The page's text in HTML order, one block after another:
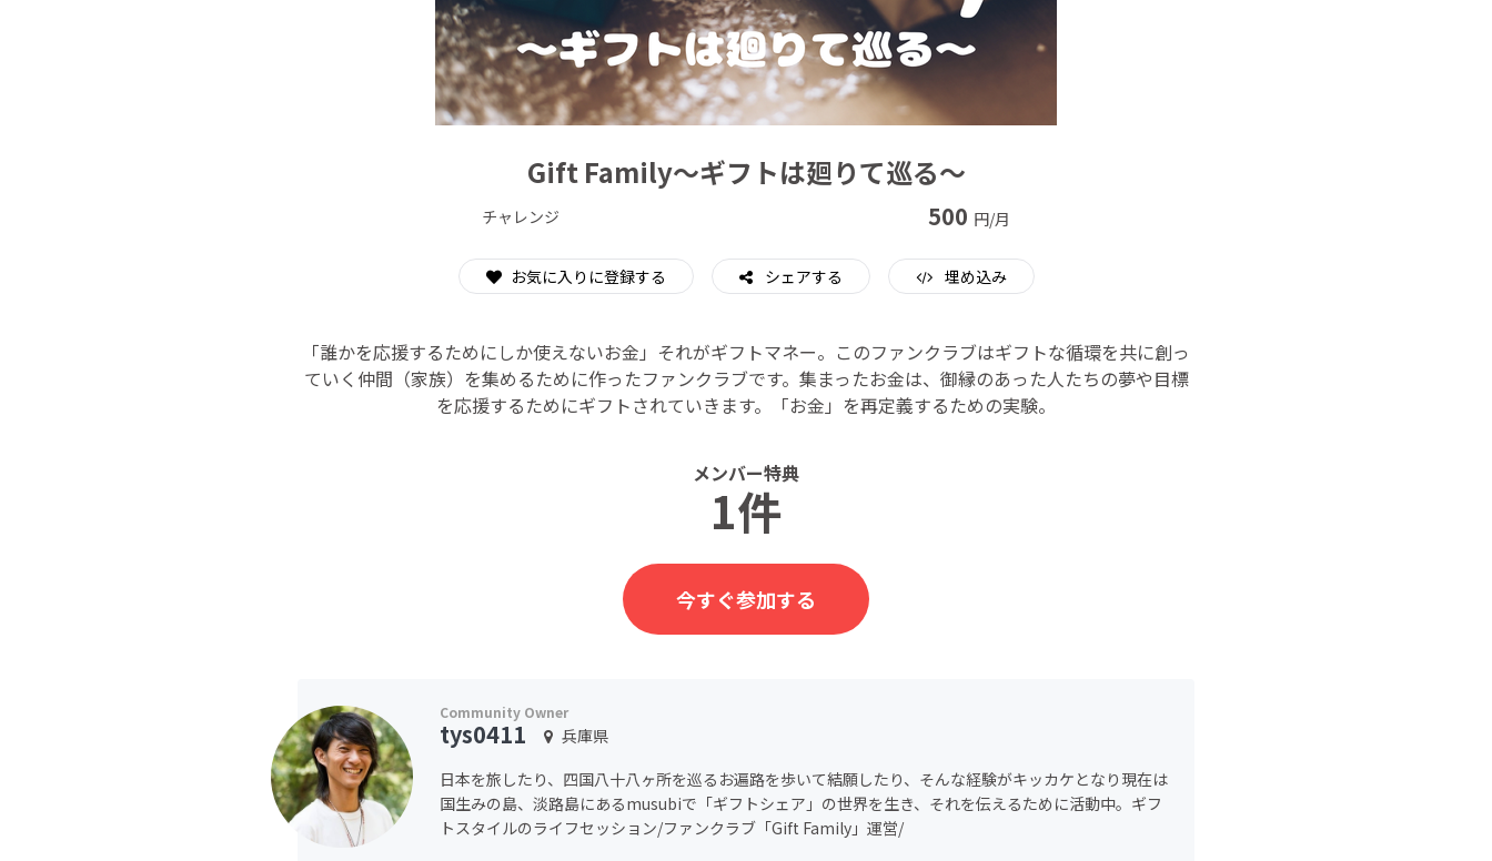
CAMPFIRE for Social Good CAMPFIRE Creation
Gift Family〜ギフトは廻りて巡る〜
チャレンジ 500 円/月
お気に入りに登録する シェアする 埋め込み
「誰かを応援するためにしか使えないお金」それがギフトマネー。このファンクラブはギフトな循環を共に創っ
ていく仲間（家族）を集めるために作ったファンクラブです。集まったお金は、御縁のあった人たちの夢や目標
を応援するためにギフトされていきます。「お金」を再定義するための実験。
メンバー特典
1件
今すぐ参加する
tys0411
兵庫県
日本を旅したり、四国八十八ヶ所を巡るお遍路を歩いて結願したり、そんな経験がキッカケとなり現在は
国生みの島、淡路島にあるmusubiで「ギフトシェア」の世界を生き、それを伝えるために活動中。ギフ
トスタイルのライフセッション/ファンクラブ「Gift Family」運営/